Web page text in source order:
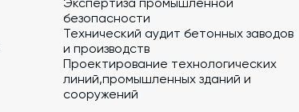
безопасности
Технический аудит бетонных заводов
и производств
Проектирование технологических
линий,промышленных зданий и
сооружений